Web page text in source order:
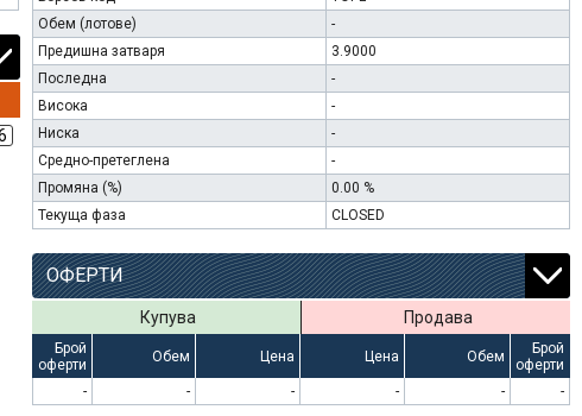
Обем (лотове)
-
Предишна затваря
3.9000
Последна
-
Висока
-
Ниска
-
Средно-претеглена
-
Промяна (%)
0.00 %
Текуща фаза
CLOSED
ОФЕРТИ
Купува Продава
Брой
оферти
Обем Цена Цена Обем
Брой
оферти
-
- - - - -